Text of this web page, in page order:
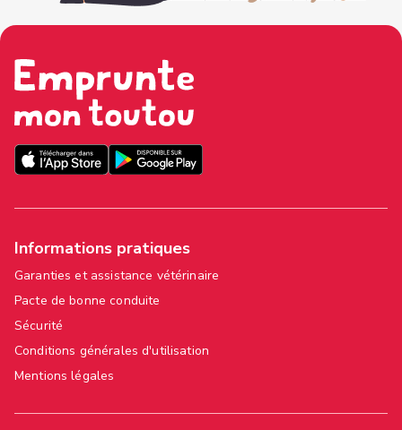
Informations pratiques
Garanties et assistance vétérinaire
Pacte de bonne conduite
Sécurité
Conditions générales d'utilisation
Mentions légales